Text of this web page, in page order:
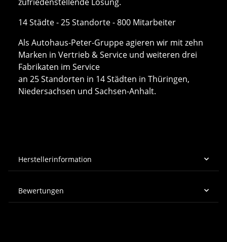
14 Städte - 25 Standorte - 800 Mitarbeiter
Als Autohaus-Peter-Gruppe agieren wir mit zehn
Marken in Vertrieb & Service und weiteren drei
Fabrikaten im Service
an 25 Standorten in 14 Städten in Thüringen,
Niedersachsen und Sachsen-Anhalt.
Herstellerinformation
Bewertungen